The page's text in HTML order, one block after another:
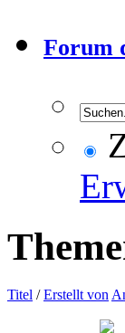
Forum
Titel /Erstellt von